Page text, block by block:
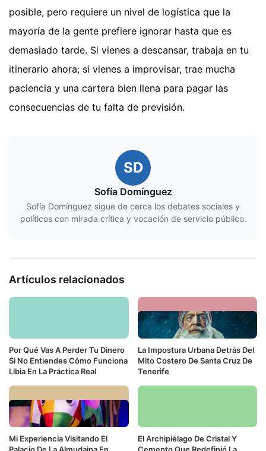
posible, pero requiere un nivel de logística que la
mayoría de la gente prefiere ignorar hasta que es
demasiado tarde. Si vienes a descansar, trabaja en tu
itinerario ahora; si vienes a improvisar, trae mucha
paciencia y una cartera bien llena para pagar las
consecuencias de tu falta de previsión.
SD
Sofía Domínguez
Sofía Domínguez sigue de cerca los debates sociales y
políticos con mirada crítica y vocación de servicio público.
Artículos relacionados
Por Qué Vas A Perder Tu Dinero
Si No Entiendes Cómo Funciona
Libia En La Práctica Real
La Impostura Urbana Detrás Del
Mito Costero De Santa Cruz De
Tenerife
Mi Experiencia Visitando El
Palacio De La Almudaina En
El Archipiélago De Cristal Y
Cemento Que Redefinió La